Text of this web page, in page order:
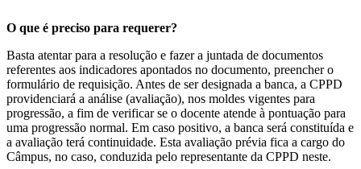
O que é preciso para requerer?
Basta atentar para a resolução e fazer a juntada de documentos
referentes aos indicadores apontados no documento, preencher o
formulário de requisição. Antes de ser designada a banca, a CPPD
providenciará a análise (avaliação), nos moldes vigentes para
progressão, a fim de verificar se o docente atende à pontuação para
uma progressão normal. Em caso positivo, a banca será constituída e
a avaliação terá continuidade. Esta avaliação prévia fica a cargo do
Câmpus, no caso, conduzida pelo representante da CPPD neste.